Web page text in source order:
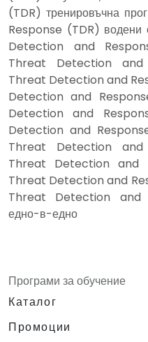
(TDR) тренировъчна
Response (TDR) водени
Detection and
Threat Detection and
Threat Detection and
Detection and
Detection and
Detection and
Threat Detection and
Threat Detection and
Threat Detection and
Threat Detection and
едно-в-едно
Програми за обучение
Каталог
Промоции